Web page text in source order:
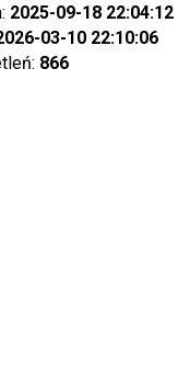
2025-09-18 22:04:12
03-10 22:10:06
866